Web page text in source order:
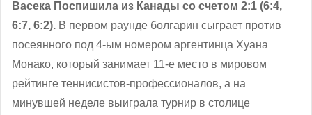
Васека Поспишила из Канады со счетом 2:1 (6:4,
6:7, 6:2). В первом раунде болгарин сыграет против
посеянного под 4-ым номером аргентинца Хуана
Монако, который занимает 11-е место в мировом
рейтинге теннисистов-профессионалов, а на
минувшей неделе выиграла турнир в столице